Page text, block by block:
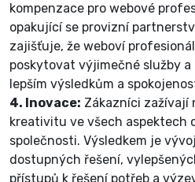
kompenzace pro webové
opakující se provizní
zajišťuje, že weboví
poskytovat výjimečné služby a
lepším výsledkům a
4. Inovace: Zákazníci zažívají
kreativitu ve všech aspektech
společnosti. Výsledkem je
dostupných řešení,
přístupů k řešení potřeb a